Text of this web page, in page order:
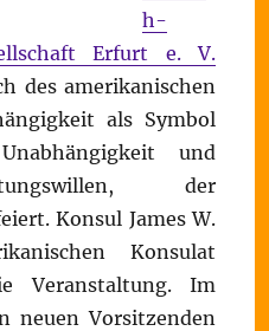
h-
Erfurt e. V.
des amerikanischen
als Symbol
und
der
Konsul James W.
Konsulat
Veranstaltung. Im
neuen Vorsitzenden